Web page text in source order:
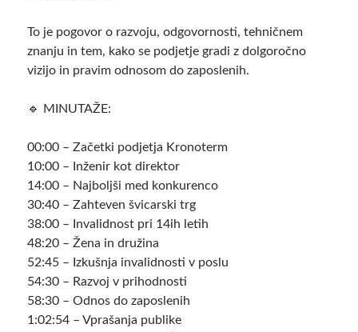
To je pogovor o razvoju, odgovornosti, tehničnem
znanju in tem, kako se podjetje gradi z dolgoročno
vizijo in pravim odnosom do zaposlenih.
🔹 MINUTAŽE:
00:00 – Začetki podjetja Kronoterm
10:00 – Inženir kot direktor
14:00 – Najboljši med konkurenco
30:40 – Zahteven švicarski trg
38:00 – Invalidnost pri 14ih letih
48:20 – Žena in družina
52:45 – Izkušnja invalidnosti v poslu
54:30 – Razvoj v prihodnosti
58:30 – Odnos do zaposlenih
1:02:54 – Vprašanja publike